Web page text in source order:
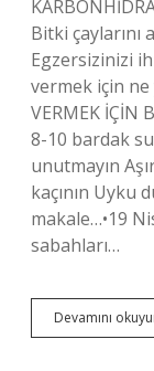
Bitki çaylarını
Egzersizinizi
vermek için ne
VERMEK İÇİN
8-10 bardak
unutmayın
kaçının Uyku
makale…•19
sabahları…
Devamını